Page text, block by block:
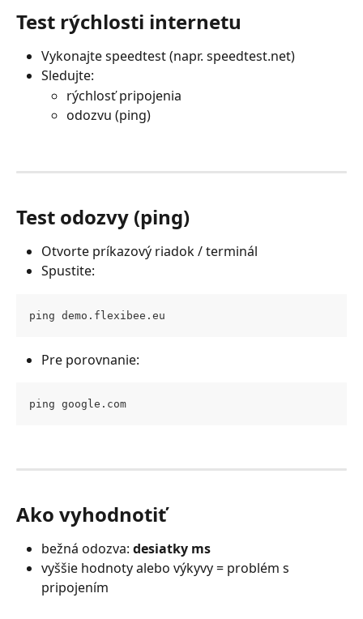
Test rýchlosti internetu
Vykonajte speedtest (napr. speedtest.net)
Sledujte:
rýchlosť pripojenia
odozvu (ping)
Test odozvy (ping)
Otvorte príkazový riadok / terminál
Spustite:
ping demo.flexibee.eu
Pre porovnanie:
ping google.com
Ako vyhodnotiť
bežná odozva: desiatky ms
vyššie hodnoty alebo výkyvy = problém s
pripojením